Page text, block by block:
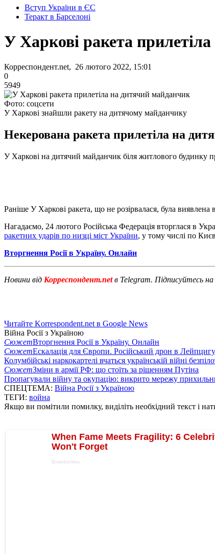
Вступ України в ЄС
Теракт в Барселоні
У Харкові ракета
Корреспондент.net, 26 лютого 2022, 15:01
0
5949
Фото: соцсети
У Харкові знайшли ракету на дитячому майданчику
Некерована ракета прилетіла на
У Харкові на дитячий майданчик біля житлового будинку
Раніше У Харкові ракета, що не розірвалася, була виявлена
Нагадаємо, 24 лютого Російська Федерація вторглася в
ракетних ударів по низці міст України, у тому числі по
Вторгнення Росії в Україну. Онлайн
Новини від Корреспондент.netв Telegram. Підписуйтесь
Читайте Korrespondent.net в Google News
Війна Росії з Україною
СюжетВторгнення Росії в Україну. Онлайн
СюжетЕскалація для Європи. Російський дрон в Лейпцигу
Колумбійські наркокартелі вчаться українській війні
СюжетЗміни в армії РФ: що стоїть за рішенням Путіна
Пропагували війну та окупацію: викрито мережу
СПЕЦТЕМА: Війна Росії з Україною
ТЕГИ: война
Якщо ви помітили помилку, виділіть необхідний текст і